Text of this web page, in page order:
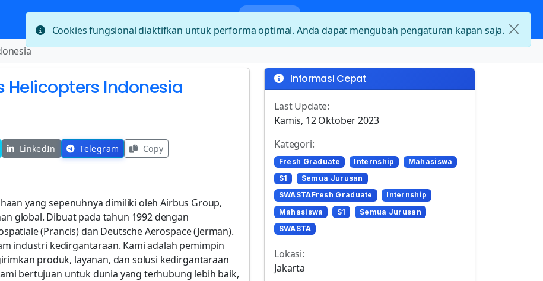
Helicopters Indonesia
LinkedIn Telegram Copy
yang sepenuhnya dimiliki oleh Airbus Group,
global. Dibuat pada tahun 1992 dengan
(Prancis) dan Deutsche Aerospace (Jerman).
industri kedirgantaraan. Kami adalah pemimpin
produk, layanan, dan solusi kedirgantaraan
bertujuan untuk dunia yang terhubung lebih baik,
Informasi Cepat
Last Update:
Kamis, 12 Oktober 2023
Kategori:
Fresh Graduate Internship
Mahasiswa
S1
Semua Jurusan
SWASTAFresh Graduate
Internship
Mahasiswa
S1
Semua Jurusan
SWASTA
Lokasi:
Jakarta
Cookies fungsional diaktifkan untuk performa optimal. Anda dapat mengubah pengaturan kapan saja.